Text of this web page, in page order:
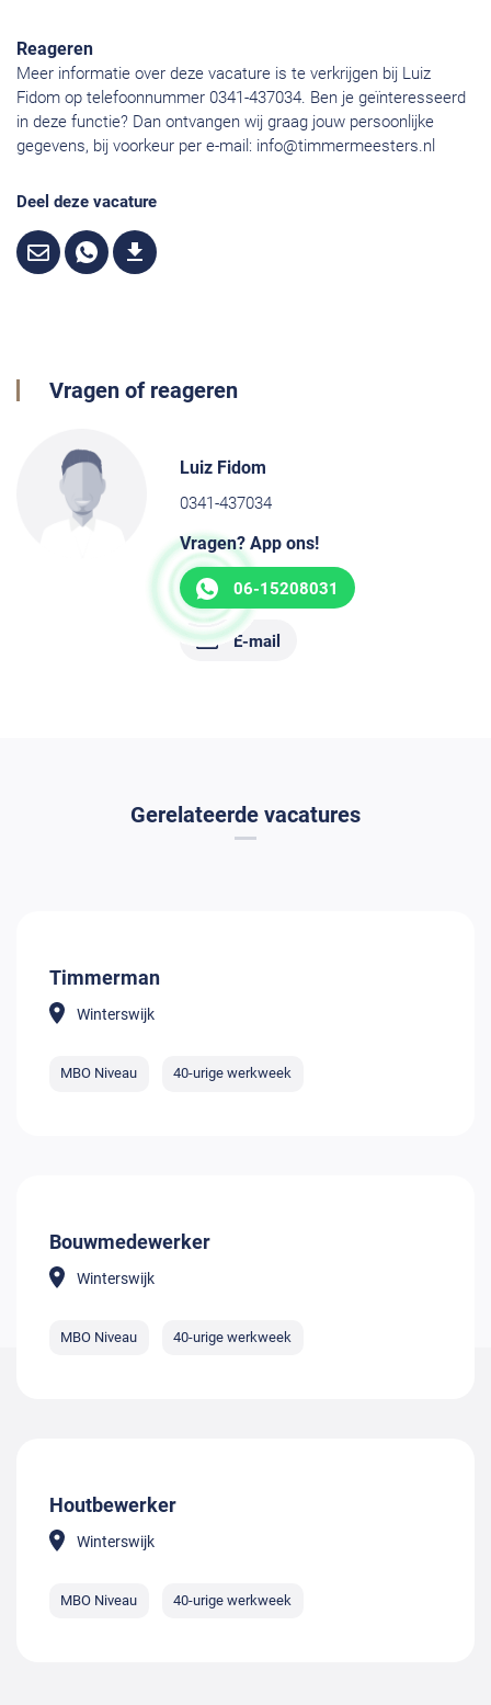
Reageren
Meer informatie over deze vacature is te verkrijgen bij Luiz
Fidom op telefoonnummer 0341-437034. Ben je geïnteresseerd
in deze functie? Dan ontvangen wij graag jouw persoonlijke
gegevens, bij voorkeur per e-mail: info@timmermeesters.nl
Deel deze vacature
Vragen of reageren
Luiz Fidom
0341-437034
Vragen? App ons!
06-15208031
E-mail
Gerelateerde vacatures
Timmerman
Winterswijk
MBO Niveau 40-urige werkweek
Bouwmedewerker
Winterswijk
MBO Niveau 40-urige werkweek
Houtbewerker
Winterswijk
MBO Niveau 40-urige werkweek